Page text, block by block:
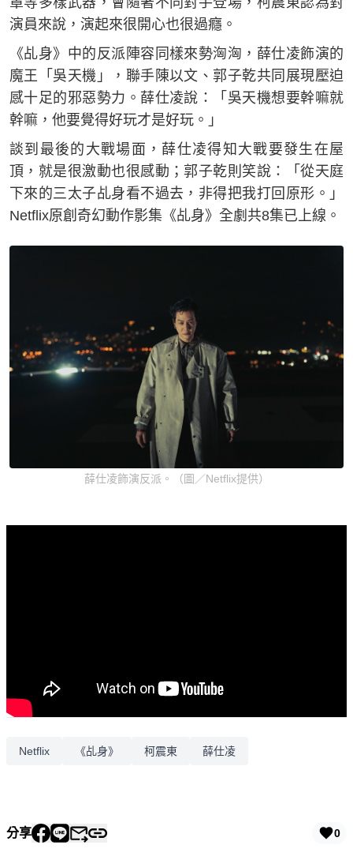
演員來說，演起來很開心也很過癮。
《乩身》中的反派陣容同樣來勢洶洶，薛仕凌飾演的
魔王「吳天機」，聯手陳以文、郭子乾共同展現壓迫
感十足的邪惡勢力。薛仕凌說：「吳天機想要幹嘛就
幹嘛，他要覺得好玩才是好玩。」
談到最後的大戰場面，薛仕凌得知大戰要發生在屋
頂，就是很激動也很感動；郭子乾則笑說：「從天庭
下來的三太子乩身看不過去，非得把我打回原形。」
Netflix原創奇幻動作影集《乩身》全劇共8集已上線。
薛仕凌飾演反派。（圖／Netflix提供）
Netflix 《乩身》 柯震東 薛仕凌
分享 0